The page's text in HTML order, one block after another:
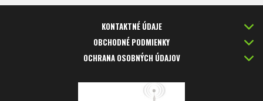
KONTAKTNÉ ÚDAJE
OBCHODNÉ PODMIENKY
OCHRANA OSOBNÝCH ÚDAJOV